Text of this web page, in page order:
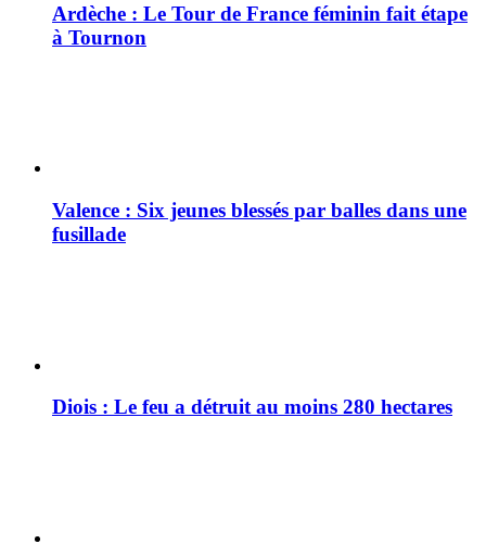
Ardèche : Le Tour de France féminin fait étape
à Tournon
Valence : Six jeunes blessés par balles dans une
fusillade
Diois : Le feu a détruit au moins 280 hectares